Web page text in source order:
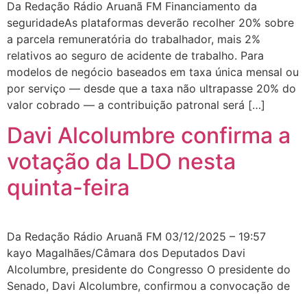
Da Redação Rádio Aruanã FM Financiamento da
seguridadeAs plataformas deverão recolher 20% sobre
a parcela remuneratória do trabalhador, mais 2%
relativos ao seguro de acidente de trabalho. Para
modelos de negócio baseados em taxa única mensal ou
por serviço — desde que a taxa não ultrapasse 20% do
valor cobrado — a contribuição patronal será […]
Davi Alcolumbre confirma a
votação da LDO nesta
quinta-feira
Da Redação Rádio Aruanã FM 03/12/2025 – 19:57
kayo Magalhães/Câmara dos Deputados Davi
Alcolumbre, presidente do Congresso O presidente do
Senado, Davi Alcolumbre, confirmou a convocação de